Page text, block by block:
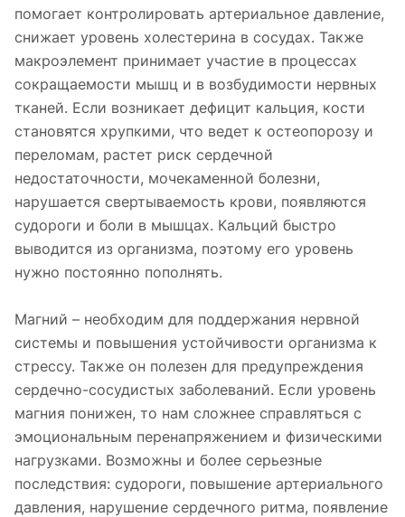
помогает контролировать артериальное давление,
снижает уровень холестерина в сосудах. Также
макроэлемент принимает участие в процессах
сокращаемости мышц и в возбудимости нервных
тканей. Если возникает дефицит кальция, кости
становятся хрупкими, что ведет к остеопорозу и
переломам, растет риск сердечной
недостаточности, мочекаменной болезни,
нарушается свертываемость крови, появляются
судороги и боли в мышцах. Кальций быстро
выводится из организма, поэтому его уровень
нужно постоянно пополнять.
Магний – необходим для поддержания нервной
системы и повышения устойчивости организма к
стрессу. Также он полезен для предупреждения
сердечно-сосудистых заболеваний. Если уровень
магния понижен, то нам сложнее справляться с
эмоциональным перенапряжением и физическими
нагрузками. Возможны и более серьезные
последствия: судороги, повышение артериального
давления, нарушение сердечного ритма, появление